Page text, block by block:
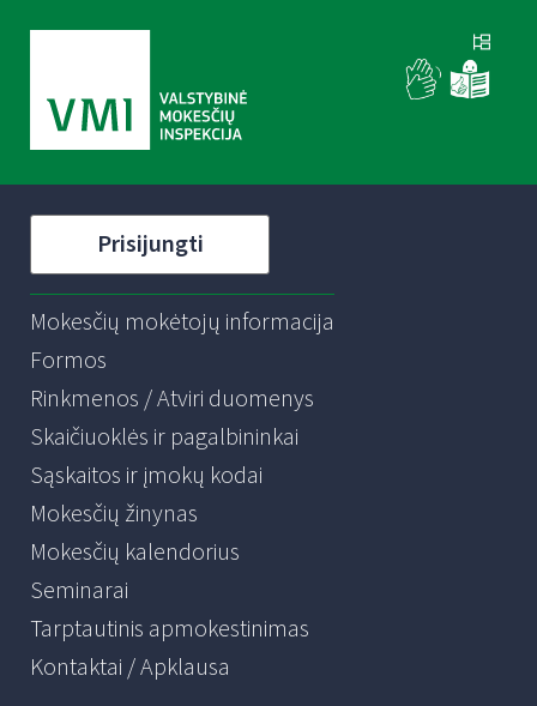
Prisijungti
Mokesčių mokėtojų informacija
Formos
Rinkmenos / Atviri duomenys
Skaičiuoklės ir pagalbininkai
Sąskaitos ir įmokų kodai
Mokesčių žinynas
Mokesčių kalendorius
Seminarai
Tarptautinis apmokestinimas
Kontaktai / Apklausa